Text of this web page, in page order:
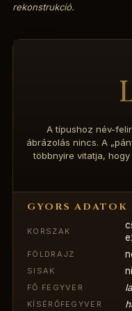
rekonstrukció.
A típushoz név-
ábrázolás nincs. A
többnyire vitatja, hogy
GYORS ADATOK
KORSZAK
FÖLDRAJZ
SISAK
FŐ FEGYVER
KÍSÉRŐFEGYVER